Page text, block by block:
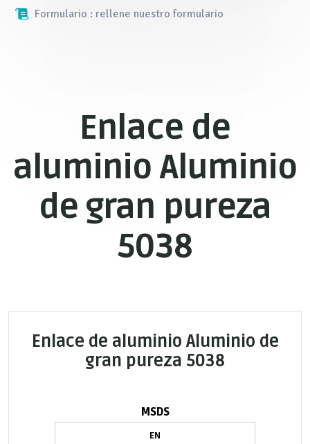
Formulario : rellene nuestro formulario
Enlace de
aluminio Aluminio
de gran pureza
5038
Enlace de aluminio Aluminio de
gran pureza 5038
MSDS
EN